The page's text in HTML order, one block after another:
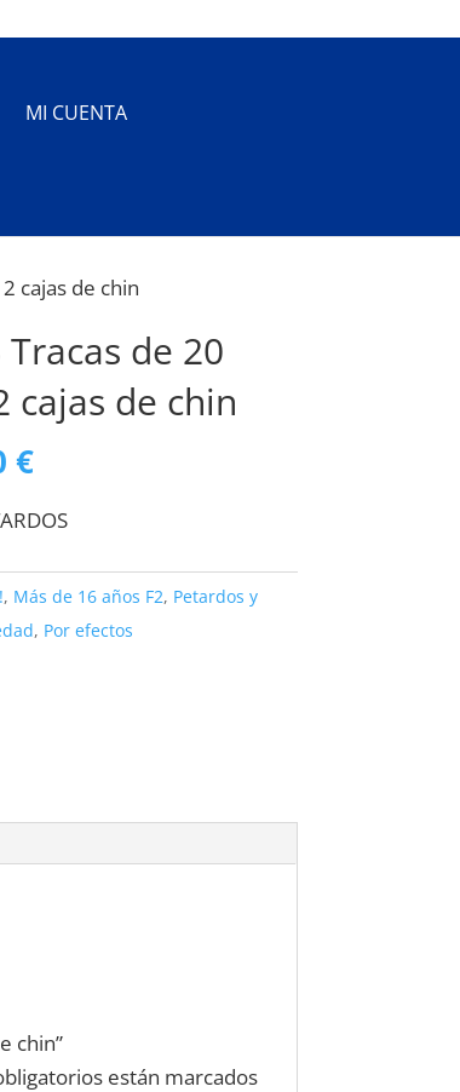
MI CUENTA
cajas de chin
Tracas de 20
cajas de chin
€.
€El
actual
es:
5,00 €.
, Más de 16 años F2, Petardos y
, Por efectos
chin”
están marcados